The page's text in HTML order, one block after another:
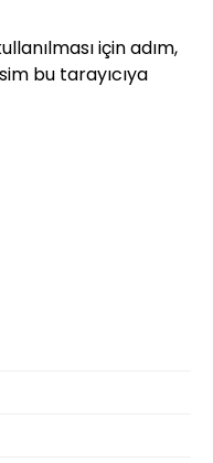
için adım,
bu tarayıcıya